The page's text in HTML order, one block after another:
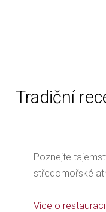
Tradiční
Poznejte
středomořské
Více o restauraci